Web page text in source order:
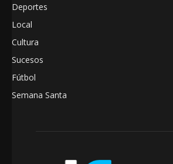
Deportes
Local
Cultura
Sucesos
Fútbol
Semana Santa